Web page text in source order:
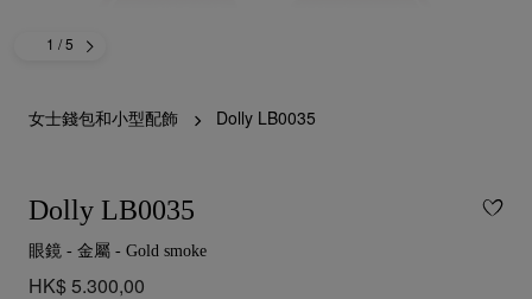
1 / 5
女士錢包和小型配飾 Dolly LB0035
Dolly LB0035
眼鏡 - 金屬 - Gold smoke
HK$ 5.300,00